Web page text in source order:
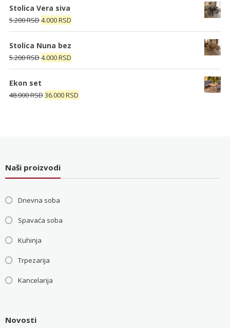
je
bila:
Stolica Vera siva
5.200RSDOriginalna
cena
je
bila:
4.000RSDTrenutna
cena
je:
4.000 RSD.
Stolica Nuna bez
5.200RSDOriginalna
cena
je
bila:
4.000RSDTrenutna
cena
4.000 RSD.
Ekon set
48.000RSDOriginalna
36.000RSDTrenutna
Naši proizvodi
Dnevna soba
Spavaća soba
Kuhinja
Trpezarija
Kancelarija
Novosti